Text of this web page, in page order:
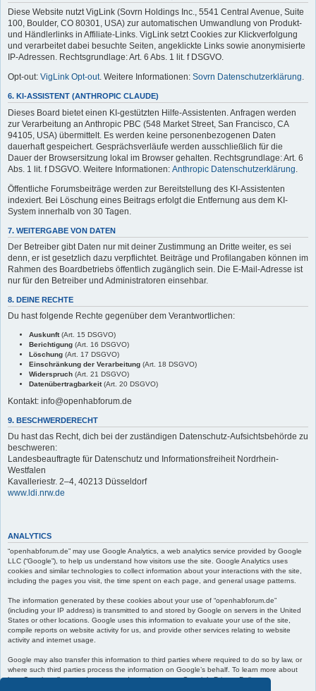
Diese Website nutzt VigLink (Sovrn Holdings Inc., 5541 Central Avenue, Suite
100, Boulder, CO 80301, USA) zur automatischen Umwandlung von Produkt-
und Händlerlinks in Affiliate-Links. VigLink setzt Cookies zur Klickverfolgung
und verarbeitet dabei besuchte Seiten, angeklickte Links sowie anonymisierte
IP-Adressen. Rechtsgrundlage: Art. 6 Abs. 1 lit. f DSGVO.
Opt-out: VigLink Opt-out. Weitere Informationen: Sovrn Datenschutzerklärung.
6. KI-ASSISTENT (ANTHROPIC CLAUDE)
Dieses Board bietet einen KI-gestützten Hilfe-Assistenten. Anfragen werden
zur Verarbeitung an Anthropic PBC (548 Market Street, San Francisco, CA
94105, USA) übermittelt. Es werden keine personenbezogenen Daten
dauerhaft gespeichert. Gesprächsverläufe werden ausschließlich für die
Dauer der Browsersitzung lokal im Browser gehalten. Rechtsgrundlage: Art. 6
Abs. 1 lit. f DSGVO. Weitere Informationen: Anthropic Datenschutzerklärung
Öffentliche Forumsbeiträge werden zur Bereitstellung des KI-Assistenten
indexiert. Bei Löschung eines Beitrags erfolgt die Entfernung aus dem KI-
System innerhalb von 30 Tagen.
7. WEITERGABE VON DATEN
Der Betreiber gibt Daten nur mit deiner Zustimmung an Dritte weiter, es sei
denn, er ist gesetzlich dazu verpflichtet. Beiträge und Profilangaben können im
Rahmen des Boardbetriebs öffentlich zugänglich sein. Die E-Mail-Adresse ist
nur für den Betreiber und Administratoren einsehbar.
8. DEINE RECHTE
Du hast folgende Rechte gegenüber dem Verantwortlichen:
Auskunft(Art. 15 DSGVO)
Berichtigung (Art. 16 DSGVO)
Löschung (Art. 17 DSGVO)
Einschränkung der Verarbeitung (Art. 18 DSGVO)
Widerspruch (Art. 21 DSGVO)
Datenübertragbarkeit(Art. 20 DSGVO)
Kontakt: info@openhabforum.de
9. BESCHWERDERECHT
Du hast das Recht, dich bei der zuständigen Datenschutz-Aufsichtsbehörde zu
beschweren:
Landesbeauftragte für Datenschutz und Informationsfreiheit Nordrhein-
Westfalen
Kavalleriestr. 2–4, 40213 Düsseldorf
www.ldi.nrw.de
ANALYTICS
“openhabforum.de” may use Google Analytics, a web analytics service provided by Google
LLC (“Google”), to help us understand how visitors use the site. Google Analytics uses
cookies and similar technologies to collect information about your interactions with the site,
including the pages you visit, the time spent on each page, and general usage patterns.
The information generated by these cookies about your use of “openhabforum.de”
(including your IP address) is transmitted to and stored by Google on servers in the United
States or other locations. Google uses this information to evaluate your use of the site,
compile reports on website activity for us, and provide other services relating to website
activity and internet usage.
Google may also transfer this information to third parties where required to do so by law, or
where such third parties process the information on Google’s behalf. To learn more about
how Google collects and processes data, please see Google’s Privacy Policy at: